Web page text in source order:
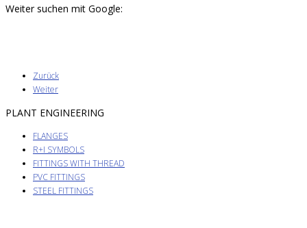
Weiter suchen mit Google:
Zurück
Weiter
PLANT ENGINEERING
FLANGES
R+I SYMBOLS
FITTINGS WITH THREAD
PVC FITTINGS
STEEL FITTINGS